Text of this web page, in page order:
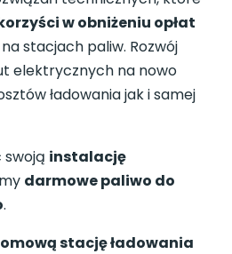
w obniżeniu opłat
stacjach paliw. Rozwój
elektrycznych na nowo
ładowania jak i samej
swoją instalację
darmowe paliwo do
.
stację ładowania